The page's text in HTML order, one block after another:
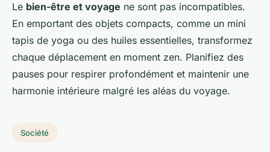
Le bien-être et voyage ne sont pas incompatibles.
En emportant des objets compacts, comme un mini
tapis de yoga ou des huiles essentielles, transformez
chaque déplacement en moment zen. Planifiez des
pauses pour respirer profondément et maintenir une
harmonie intérieure malgré les aléas du voyage.
Société